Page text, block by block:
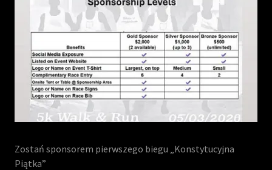
Zostań sponsorem pierwszego biegu „Konstytucyjna
Piątka”